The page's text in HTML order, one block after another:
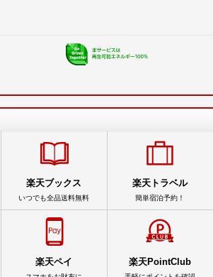
楽天ブックス
いつでも全品送料無料
楽天トラベル
簡単宿泊予約！
楽天ペイ 楽天PointClub